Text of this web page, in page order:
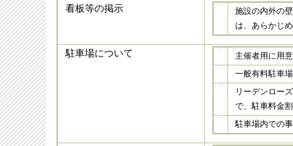
看板等の掲示
施設の内外の
は、あらかじ
駐車場について
主催者用に用
一般有料駐車
リーデンロー
で、駐車料金
駐車場内での